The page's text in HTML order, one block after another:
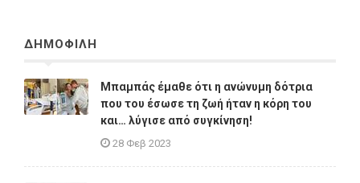
ΔΗΜΟΦΙΛΗ
Μπαμπάς έμαθε ότι η ανώνυμη δότρια
που του έσωσε τη ζωή ήταν η κόρη του
και… λύγισε από συγκίνηση!
28 Φεβ 2023